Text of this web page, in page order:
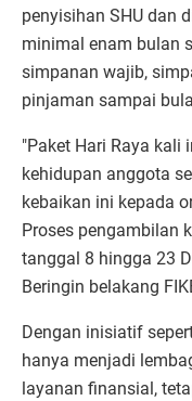
penyisihan SHU dan
minimal enam bulan
simpanan wajib,
pinjaman sampai
"Paket Hari Raya kali
kehidupan anggota
kebaikan ini kepada
Proses pengambilan
tanggal 8 hingga 23
Beringin belakang
Dengan inisiatif
hanya menjadi
layanan finansial,